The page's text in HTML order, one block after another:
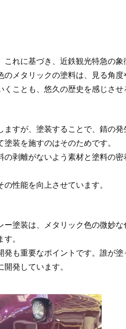
れに基づき、近鉄観光特急の
メタリックの塗料は、見る角
ことも、悠久の歴史を感じさせ
すが、塗装することで、錆の
装を施すのはそのためです。
剥離がないよう素材と塗料の
性能を向上させています。
塗装は、メタリック色の微妙
。
も重要なポイントです。誰が塗
発しています。